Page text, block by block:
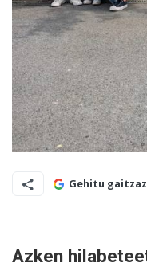
Gehitu
Azken